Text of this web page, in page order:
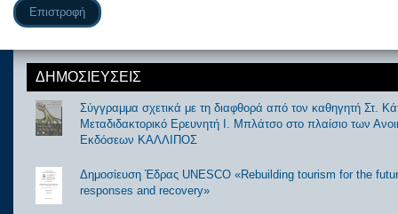
Επιστροφή
ΔΗΜΟΣΙΕΥΣΕΙΣ
Σύγγραμμα σχετικά με τη διαφθορά από τον καθηγητή Στ.
Μεταδιδακτορικό Ερευνητή Ι. Μπλάτσο στο πλαίσιο των
Εκδόσεων ΚΑΛΛΙΠΟΣ
Δημοσίευση Έδρας UNESCO «Rebuilding tourism for the
responses and recovery»